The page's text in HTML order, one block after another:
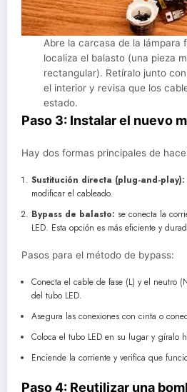
Abre la carcasa de la lámpara
localiza el balasto (una pieza
rectangular). Retíralo junto
el interior y revisa que los
estado.
Paso 3: Instalar el nuevo
Hay dos formas principales de
Sustitución directa (plug-and-play):
modificar el cableado.
Bypass de balasto: se conecta la
LED. Esta opción es más eficiente y
Pasos para el método de bypass:
Conecta el cable de fase (L) y el neutro
del tubo LED.
Asegura las conexiones con cinta o
Coloca el tubo LED en su lugar y gíralo
Enciende la corriente y verifica que
Paso 4: Reutilizar una